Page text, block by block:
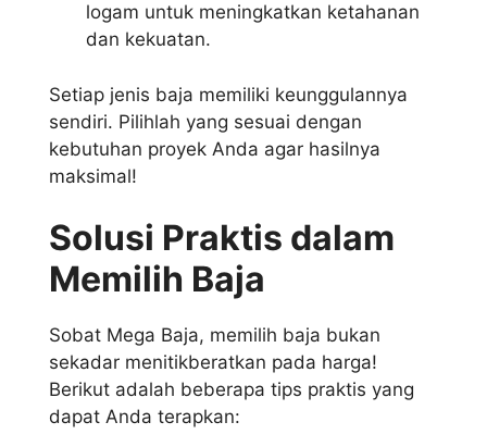
logam untuk meningkatkan ketahanan
dan kekuatan.
Setiap jenis baja memiliki keunggulannya
sendiri. Pilihlah yang sesuai dengan
kebutuhan proyek Anda agar hasilnya
maksimal!
Solusi Praktis dalam
Memilih Baja
Sobat Mega Baja, memilih baja bukan
sekadar menitikberatkan pada harga!
Berikut adalah beberapa tips praktis yang
dapat Anda terapkan: